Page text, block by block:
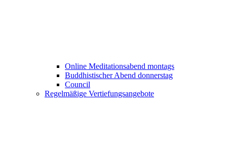
Online Meditationsabend montags
Buddhistischer Abend donnerstag
Council
Regelmäßige Vertiefungsangebote